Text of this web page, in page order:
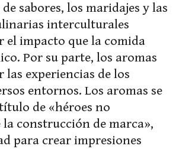
sabores, los maridajes y las
interculturales
el impacto que la comida
Por su parte, los aromas
las experiencias de los
entornos. Los aromas se
de «héroes no
construcción de marca»,
para crear impresiones